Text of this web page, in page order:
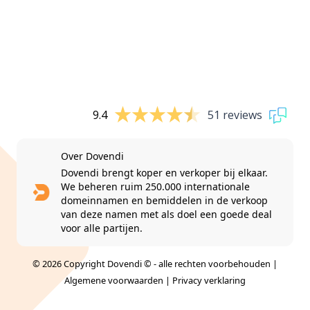
9.4 51 reviews
Over Dovendi
Dovendi brengt koper en verkoper bij elkaar.
We beheren ruim 250.000 internationale
domeinnamen en bemiddelen in de verkoop
van deze namen met als doel een goede deal
voor alle partijen.
© 2026 Copyright Dovendi © - alle rechten voorbehouden |
Algemene voorwaarden | Privacy verklaring